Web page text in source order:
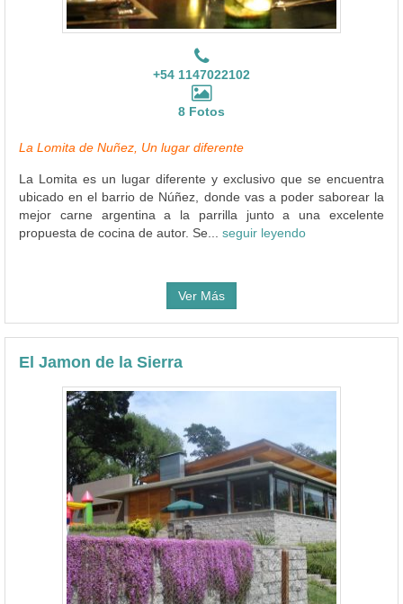
+54 1147022102
8 Fotos
La Lomita de Nuñez, Un lugar diferente
La Lomita es un lugar diferente y exclusivo que se encuentra
ubicado en el barrio de Núñez, donde vas a poder saborear la
mejor carne argentina a la parrilla junto a una excelente
propuesta de cocina de autor. Se... seguir leyendo
Ver Más
El Jamon de la Sierra